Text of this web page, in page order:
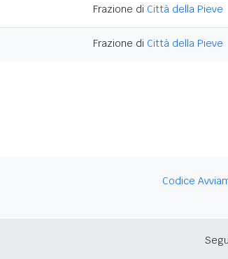
Frazione di Città della Pieve
Frazione di Città della Pieve
Codice